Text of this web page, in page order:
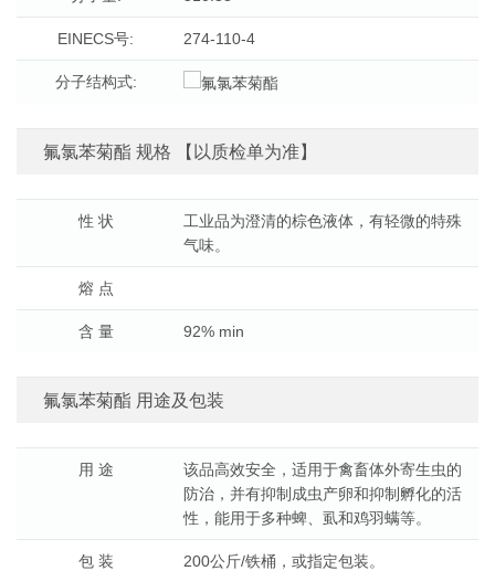
EINECS号: 274-110-4
分子结构式:
氟氯苯菊酯 规格 【以质检单为准】
性 状
工业品为澄清的棕色液体，有轻微的特殊
气味。
熔 点
含 量 92% min
氟氯苯菊酯 用途及包装
用 途
该品高效安全，适用于禽畜体外寄生虫的
防治，并有抑制成虫产卵和抑制孵化的活
性，能用于多种蜱、虱和鸡羽螨等。
包 装 200公斤/铁桶，或指定包装。